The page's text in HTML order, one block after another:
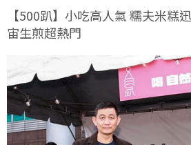
【500趴】小吃高人氣 糯夫米糕迅速賣光
宙生煎超熱門